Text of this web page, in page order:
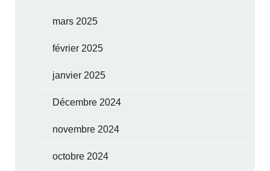
mars 2025
février 2025
janvier 2025
Décembre 2024
novembre 2024
octobre 2024